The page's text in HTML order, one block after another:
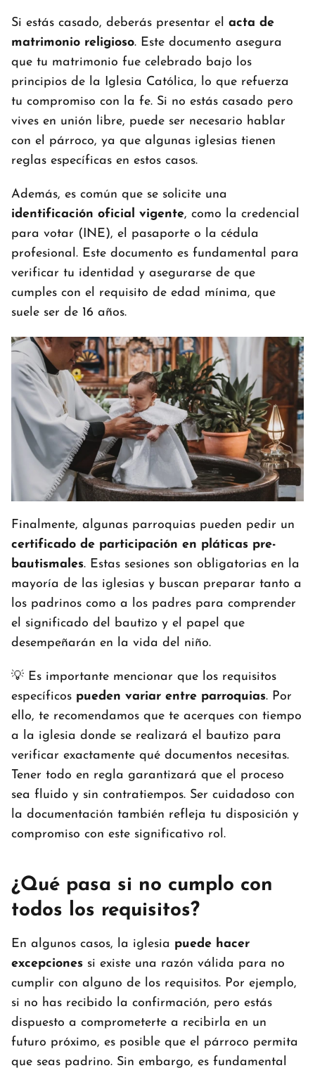
Si estás casado, deberás presentar el acta de
matrimonio religioso. Este documento asegura
que tu matrimonio fue celebrado bajo los
principios de la Iglesia Católica, lo que refuerza
tu compromiso con la fe. Si no estás casado pero
vives en unión libre, puede ser necesario hablar
con el párroco, ya que algunas iglesias tienen
reglas específicas en estos casos.
Además, es común que se solicite una
identificación oficial vigente, como la credencial
para votar (INE), el pasaporte o la cédula
profesional. Este documento es fundamental para
verificar tu identidad y asegurarse de que
cumples con el requisito de edad mínima, que
suele ser de 16 años.
Finalmente, algunas parroquias pueden pedir un
certificado de participación en pláticas pre-
bautismales. Estas sesiones son obligatorias en la
mayoría de las iglesias y buscan preparar tanto a
los padrinos como a los padres para comprender
el significado del bautizo y el papel que
desempeñarán en la vida del niño.
💡 Es importante mencionar que los requisitos
específicos pueden variar entre parroquias. Por
ello, te recomendamos que te acerques con tiempo
a la iglesia donde se realizará el bautizo para
verificar exactamente qué documentos necesitas.
Tener todo en regla garantizará que el proceso
sea fluido y sin contratiempos. Ser cuidadoso con
la documentación también refleja tu disposición y
compromiso con este significativo rol.
¿Qué pasa si no cumplo con
todos los requisitos?
En algunos casos, la iglesia puede hacer
excepciones si existe una razón válida para no
cumplir con alguno de los requisitos. Por ejemplo,
si no has recibido la confirmación, pero estás
dispuesto a comprometerte a recibirla en un
futuro próximo, es posible que el párroco permita
que seas padrino. Sin embargo, es fundamental